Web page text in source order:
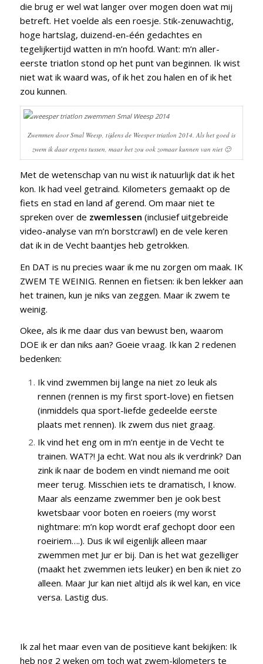
die brug er wel wat langer over mogen doen wat mij
betreft. Het voelde als een roesje. Stik-zenuwachtig,
hoge hartslag, duizend-en-één gedachtes en
tegelijkertijd watten in m’n hoofd. Want: m’n aller-
eerste triatlon stond op het punt van beginnen. Ik wist
niet wat ik waard was, of ik het zou halen en of ik het
zou kunnen.
Zwemmen door Smal Weesp, tijdens de Weesper triatlon 2014. Als het goed is
zwem ik daar ergens tussen, maar het zou ook zomaar kunnen van niet 🙂
Met de wetenschap van nu wist ik natuurlijk dat ik het
kon. Ik had veel getraind. Kilometers gemaakt op de
fiets en stad en land af gerend. Om maar niet te
spreken over de zwemlessen (inclusief uitgebreide
video-analyse van m’n borstcrawl) en de vele keren
dat ik in de Vecht baantjes heb getrokken.
En DAT is nu precies waar ik me nu zorgen om maak. IK
ZWEM TE WEINIG. Rennen en fietsen: ik ben lekker aan
het trainen, kun je niks van zeggen. Maar ik zwem te
weinig.
Okee, als ik me daar dus van bewust ben, waarom
DOE ik er dan niks aan? Goeie vraag. Ik kan 2 redenen
bedenken:
Ik vind zwemmen bij lange na niet zo leuk als
rennen (rennen is my first sport-love) en fietsen
(inmiddels qua sport-liefde gedeelde eerste
plaats met rennen). Ik zwem dus niet graag.
Ik vind het eng om in m’n eentje in de Vecht te
trainen. WAT?! Ja echt. Wat nou als ik verdrink? Dan
zink ik naar de bodem en vindt niemand me ooit
meer terug. Misschien iets te dramatisch, I know.
Maar als eenzame zwemmer ben je ook best
kwetsbaar voor boten en roeiers (my worst
nightmare: m’n kop wordt eraf gechopt door een
roeiriem….). Dus ik wil eigenlijk alleen maar
zwemmen met Jur er bij. Dan is het wat gezelliger
(maakt het zwemmen iets leuker) en ben ik niet zo
alleen. Maar Jur kan niet altijd als ik wel kan, en vice
versa. Lastig dus.
Ik zal het maar even van de positieve kant bekijken: Ik
heb nog 2 weken om toch wat zwem-kilometers te